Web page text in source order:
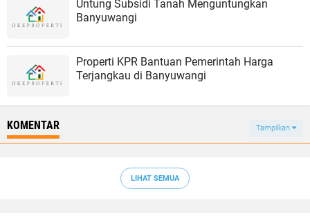
Untung Subsidi Tanah Menguntungkan
Banyuwangi
Properti KPR Bantuan Pemerintah Harga
Terjangkau di Banyuwangi
KOMENTAR Tampilkan
LIHAT SEMUA